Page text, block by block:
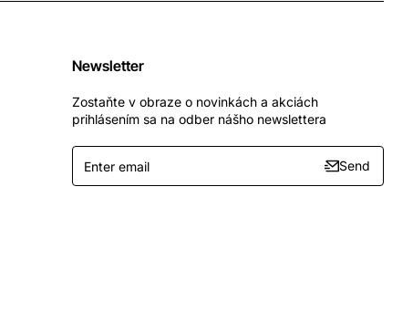
Newsletter
Zostaňte v obraze o novinkách a akciách
prihlásením sa na odber nášho newslettera
Enter
email
Send